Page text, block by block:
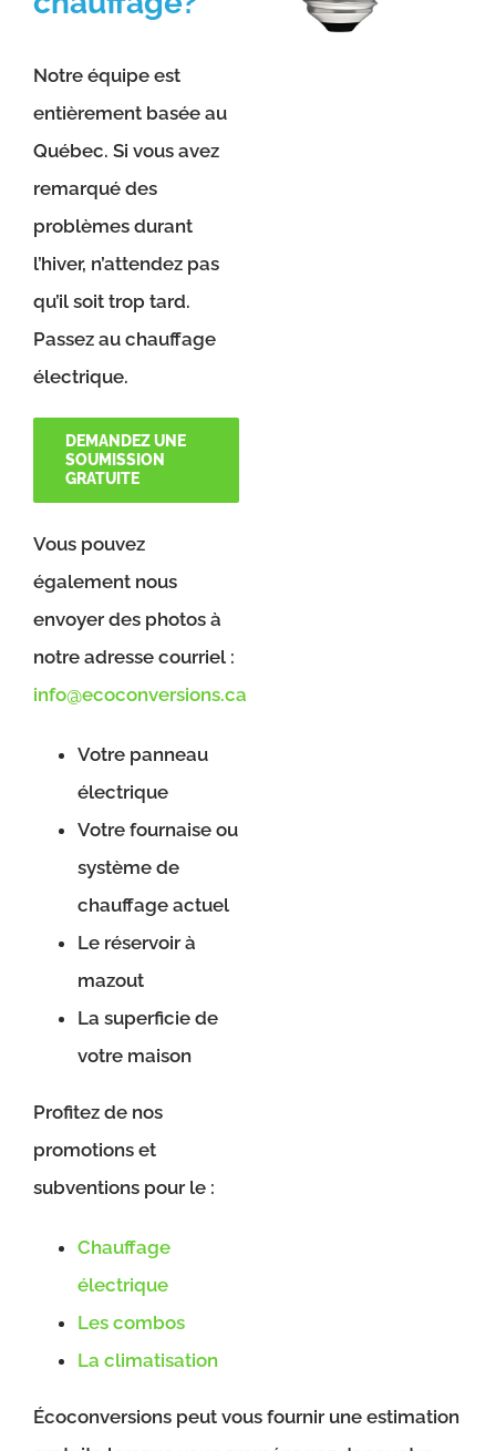
Notre équipe est
entièrement basée au
Québec. Si vous avez
remarqué des
problèmes durant
l’hiver, n’attendez pas
qu’il soit trop tard.
Passez au chauffage
électrique.
DEMANDEZ UNE
SOUMISSION
GRATUITE
Vous pouvez
également nous
envoyer des photos à
notre adresse courriel :
info@ecoconversions.ca
Votre panneau
électrique
Votre fournaise ou
système de
chauffage actuel
Le réservoir à
mazout
La superficie de
votre maison
Profitez de nos
promotions et
subventions pour le :
Chauffage
électrique
Les combos
La climatisation
Écoconversions peut vous fournir une estimation